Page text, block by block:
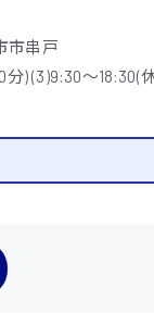
市串戸
) (3)9:30〜18:30(